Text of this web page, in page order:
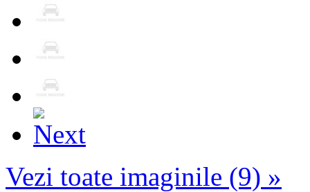
Vezi toate imaginile (9) »